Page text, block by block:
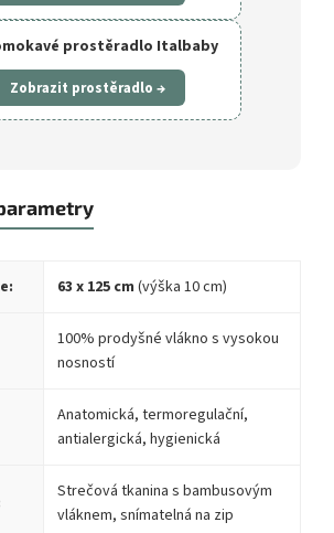
prostěradlo Italbaby
Zobrazit prostěradlo →
63 x 125 cm (výška 10 cm)
100% prodyšné vlákno s vysokou
nosností
Anatomická, termoregulační,
antialergická, hygienická
Strečová tkanina s bambusovým
vláknem, snímatelná na zip